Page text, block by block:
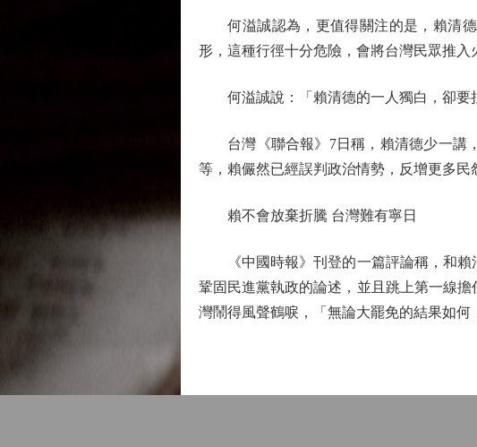
何溢誠認為，更值得關注的是，賴清德
形，這種行徑十分危險，會將台灣民眾推入
何溢誠說：「賴清德的一人獨白，卻要拉
台灣《聯合報》7日稱，賴清德少一講，
等，賴儼然已經誤判政治情勢，反增更多民
賴不會放棄折騰 台灣難有寧日
《中國時報》刊登的一篇評論稱，和賴
鞏固民進黨執政的論述，並且跳上第一線
灣鬧得風聲鶴唳，「無論大罷免的結果如何